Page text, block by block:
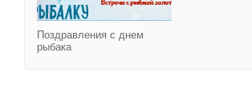
Поздравления с днем
рыбака